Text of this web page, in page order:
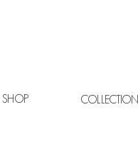
SHOP COLLECTION